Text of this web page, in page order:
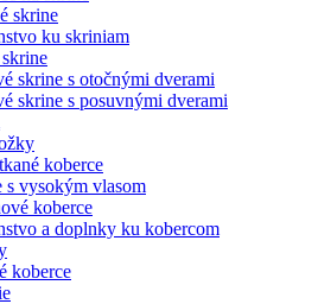
skrine
ku skriniam
skrine s otočnými dverami
skrine s posuvnými dverami
koberce
s vysokým vlasom
koberce
a doplnky ku kobercom
koberce